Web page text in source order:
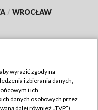
/ WROCŁAW
wyrazić zgody na
i zbierania danych,
i ich
danych osobowych przez
dalej również „TVP”),